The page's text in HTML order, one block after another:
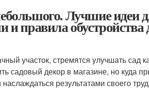
Лучшие идеи
и правила обустройства
участок, стремятся улучшать
садовый декор в магазине, но куда
результатами своего